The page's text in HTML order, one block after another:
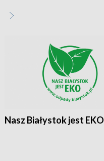
Nasz Białystok jest EKO